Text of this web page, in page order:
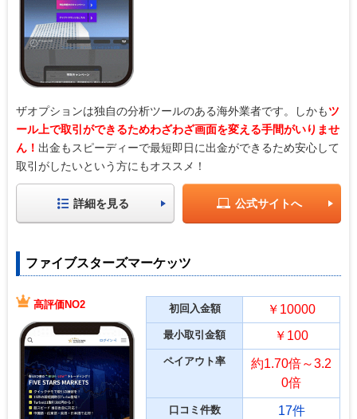
ザオプションは独自の分析ツールのある海外業者です。しかもツ
ール上で取引ができるためわざわざ画面を変える手間がいりませ
ん！ 出金もスピーディーで最短即日に出金ができるため安心して
取引がしたいという方にもオススメ！
詳細を見る 公式サイトへ
ファイブスターズマーケッツ
高評価NO2 初回入金額 ￥10000
最小取引金額 ￥100
ペイアウト率
約1.70倍～3.2
0倍
口コミ件数 17件